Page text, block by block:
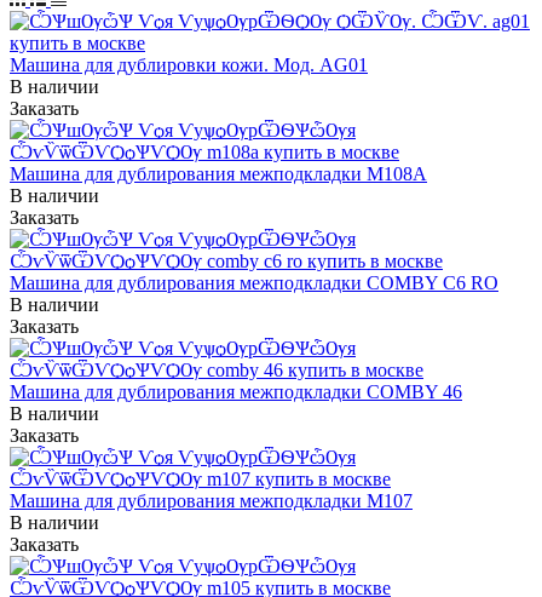
Машина для дублировки кожи. Мод. AG01
В наличии
Заказать
Машина для дублирования межподкладки M108A
В наличии
Заказать
Машина для дублирования межподкладки COMBY C6 RO
В наличии
Заказать
Машина для дублирования межподкладки COMBY 46
В наличии
Заказать
Машина для дублирования межподкладки M107
В наличии
Заказать